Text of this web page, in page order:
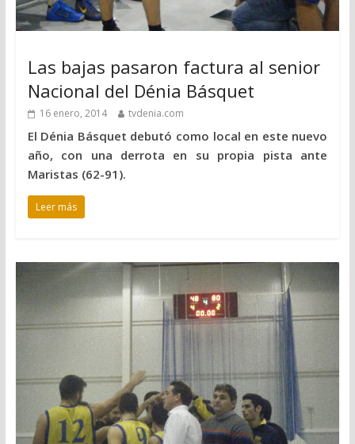
Las bajas pasaron factura al senior
Nacional del Dénia Básquet
16 enero, 2014 tvdenia.com
El Dénia Básquet debutó como local en este nuevo
año, con una derrota en su propia pista ante
Maristas (62-91).
Leer más